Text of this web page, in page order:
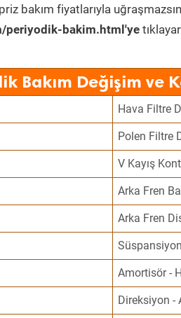
bakım fiyatlarıyla
periyodik-bakim.html'ye
Bakım Değişim ve
Hava Filtre
Polen Filtre
V Kayış
Arka Fren
Arka Fren
Amortisör -
Direksiyon -